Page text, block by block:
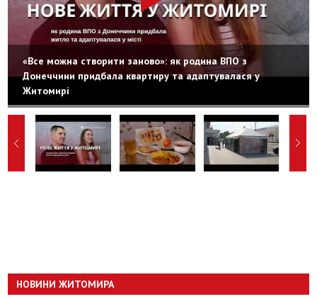
«Все можна створити заново»: як родина ВПО з
Донеччини придбала квартиру та адаптувалася у
Житомирі
НОВИНИ ЖИТОМИРА